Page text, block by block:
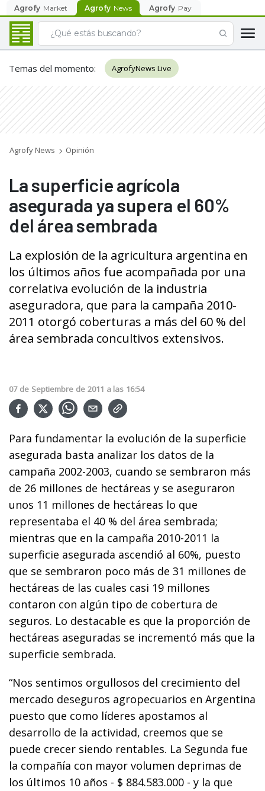
Agrofy Market Agrofy News Agrofy Pay
Temas del momento: AgrofyNews Live
Agrofy News Opinión
La superficie agrícola
asegurada ya supera el 60%
del área sembrada
La explosión de la agricultura argentina en
los últimos años fue acompañada por una
correlativa evolución de la industria
aseguradora, que para la campaña 2010-
2011 otorgó coberturas a más del 60 % del
área sembrada concultivos extensivos.
07 de Septiembre de 2011 a las 16:54
Para fundamentar la evolución de la superficie
asegurada basta analizar los datos de la
campaña 2002-2003, cuando se sembraron más
de 26 millones de hectáreas y se aseguraron
unos 11 millones de hectáreas lo que
representaba el 40 % del área sembrada;
mientras que en la campaña 2010-2011 la
superficie asegurada ascendió al 60%, puesto
que se sembraron poco más de 31 millones de
hectáreas de las cuales casi 19 millones
contaron con algún tipo de cobertura de
seguros. Lo destacable es que la proporción de
hectáreas aseguradas se incrementó más que la
superficie sembrada.
“Nos sentimos orgullosos del crecimiento del
mercado deseguros agropecuarios en Argentina
puesto que como líderes apostamos al
desarrollo de la actividad, creemos que se
puede crecer siendo rentables. La Segunda fue
la compañía con mayor volumen deprimas de
los últimos 10 años - $ 884.583.000 - y la que